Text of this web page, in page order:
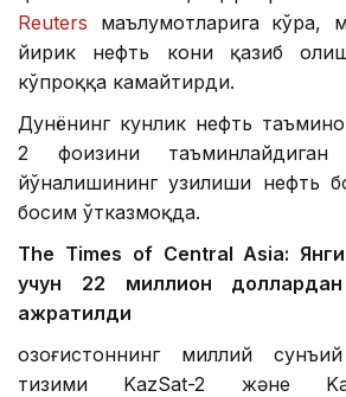
Reuters маълумотларига кўра,
йирик нефть кони қазиб
кўпроққа камайтирди.
Дунёнинг кунлик нефть
2 фоизини
йўналишининг узилиши нефть
босим ўтказмоқда.
The Times of Central Asia:
учун 22 миллион
ажратилди
Қозоғистоннинг миллий
тизими KazSat-2 және